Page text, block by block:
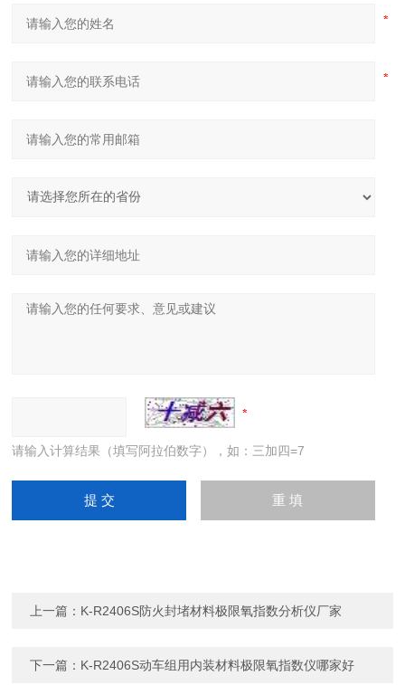
请输入计算结果（填写阿拉伯数字），如：三加四=7
上一篇： K-R2406S防火封堵材料极限氧指数分析仪厂家
下一篇： K-R2406S动车组用内装材料极限氧指数仪哪家好